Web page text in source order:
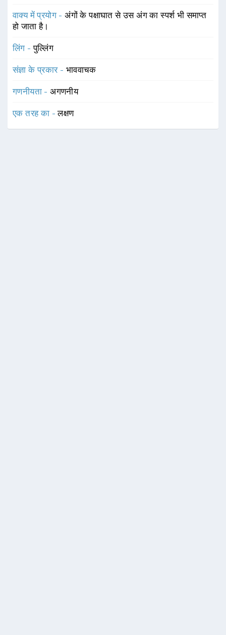
वाक्य में प्रयोग -अंगों के पक्षाघात से उस अंग का स्पर्श भी समाप्त
हो जाता है।
लिंग -पुल्लिंग
संज्ञा के प्रकार - भाववाचक
गणनीयता -अगणनीय
एक तरह का -लक्षण